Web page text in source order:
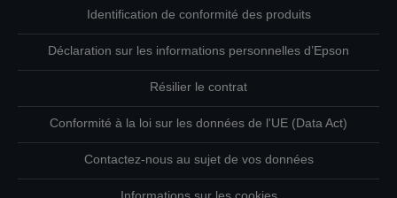
Identification de conformité des produits
Déclaration sur les informations personnelles d’Epson
Résilier le contrat
Conformité à la loi sur les données de l'UE (Data Act)
Contactez-nous au sujet de vos données
Informations sur les cookies